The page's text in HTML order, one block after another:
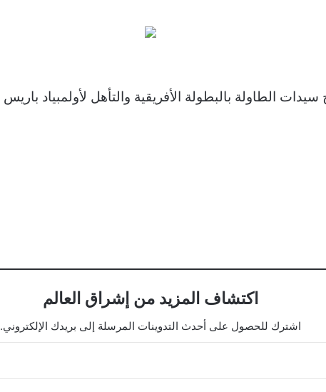
اكتشاف المزيد من إشراق العالم
اشترك للحصول على أحدث التدوينات المرسلة إلى بريدك الإلكتروني.